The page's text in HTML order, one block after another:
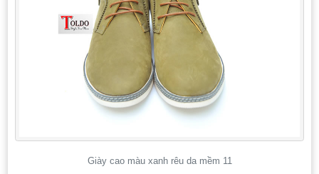
Giày cao màu xanh rêu da mềm 11